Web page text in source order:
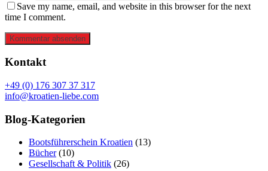
Save my name, email, and website in this browser for the next
time I comment.
Kommentar absenden
Kontakt
+49 (0) 176 307 37 317
info@kroatien-liebe.com
Blog-Kategorien
Bootsführerschein Kroatien (13)
Bücher(10)
Gesellschaft & Politik (26)